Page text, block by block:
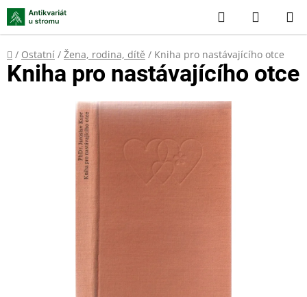
Přejít
na
obsah
Hledat
KOŠÍK
Domů
/ Ostatní / Žena, rodina, dítě / Kniha pro nastávajícího otce
Kniha pro nastávajícího otce